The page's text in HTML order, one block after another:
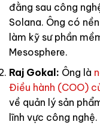
đằng sau công
Solana. Ông có
làm kỹ sư phần
Mesosphere.
Raj Gokal: Ông là
Điều hành (COO)
về quản lý sản
lĩnh vực công nghệ.